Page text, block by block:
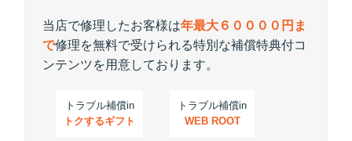
当店で修理したお客様は年最大６００００円ま
で修理を無料で受けられる特別な補償特典付コ
ンテンツを用意しております。
トラブル補償in
トクするギフト
トラブル補償in
WEB ROOT